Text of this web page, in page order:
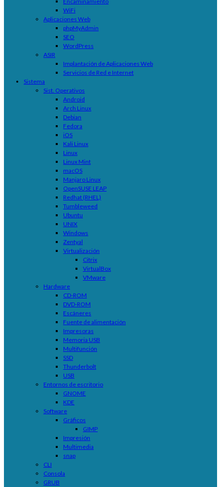
WiFi
Aplicaciones Web
phpMyAdmin
SEO
WordPress
ASIR
Implantación de Aplicaciones Web
Servicios de Red e Internet
Sistema
Sist. Operativos
Android
Arch Linux
Debian
Fedora
iOS
Kali Linux
Linux
Linux Mint
macOS
Manjaro Linux
OpenSUSE LEAP
Redhat (RHEL)
Tumbleweed
Ubuntu
UNIX
Windows
Zentyal
Virtualización
Citrix
VirtualBox
VMware
Hardware
CD-ROM
DVD-ROM
Escáneres
Fuente de alimentación
Impresoras
Memoria USB
Multifunción
SSD
Thunderbolt
USB
Entornos de escritorio
GNOME
KDE
Software
Gráficos
GIMP
Impresión
Multimedia
snap
CLI
Consola
GRUB